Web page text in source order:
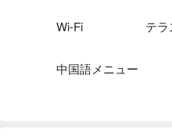
い石垣牛を味わってください
かな自然エリアで、2021 年
て世界自然遺産にも登録さ
Wi-Fi テラ
中国語メニュー